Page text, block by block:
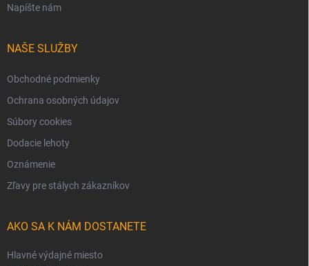
Napíšte nám
NAŠE SLUŽBY
Obchodné podmienky
Ochrana osobných údajov
Súbory cookies
Dodacie lehoty
Oznámenie
Zľavy pre stálych zákazníkov
AKO SA K NÁM DOSTANETE
Hlavné výdajné miesto